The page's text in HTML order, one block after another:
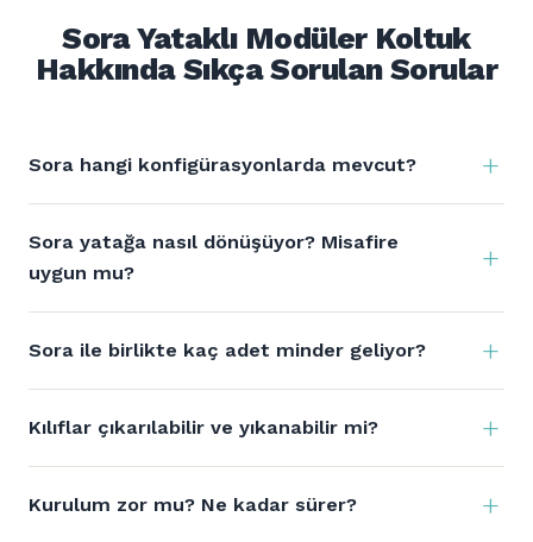
Sora Yataklı Modüler Koltuk
Hakkında Sıkça Sorulan Sorular
Sora hangi konfigürasyonlarda mevcut?
Sora yatağa nasıl dönüşüyor? Misafire
uygun mu?
Sora ile birlikte kaç adet minder geliyor?
Kılıflar çıkarılabilir ve yıkanabilir mi?
Kurulum zor mu? Ne kadar sürer?